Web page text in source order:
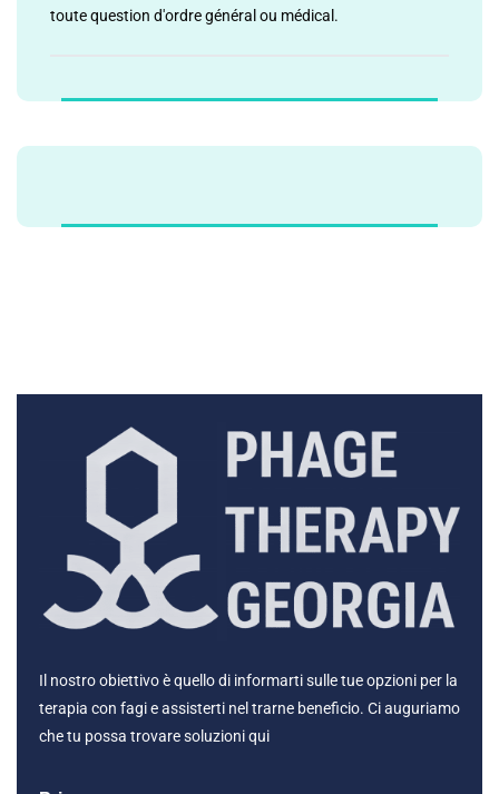
toute question d'ordre général ou médical.
Il nostro obiettivo è quello di informarti sulle tue opzioni per la
terapia con fagi e assisterti nel trarne beneficio. Ci auguriamo
che tu possa trovare soluzioni qui